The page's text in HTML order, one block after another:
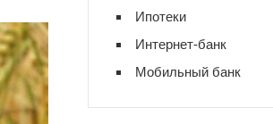
Ипотеки
Интернет-банк
Мобильный банк